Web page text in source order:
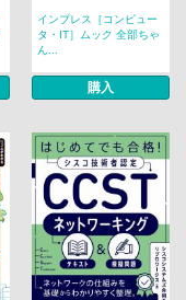
インプレス［コンピュー
タ・IT］ムック 全部ちゃ
ん...
購入